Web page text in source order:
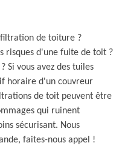
de toiture ?
risques d'une fuite de toit ?
Si vous avez des tuiles
horaire d'un couvreur
de toit peuvent être
qui ruinent
sécurisant. Nous
faites-nous appel !